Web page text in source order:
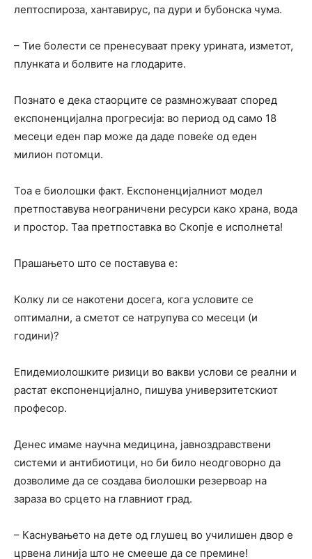
лептоспироза, хантавирус, па дури и бубонска чума.
– Тие болести се пренесуваат преку урината, изметот,
плунката и болвите на глодарите.
Познато е дека стаорците се размножуваат според
експоненцијална прогресија: во период од само 18
месеци еден пар може да даде повеќе од еден
милион потомци.
Тоа е биолошки факт. Експоненцијалниот модел
претпоставува неограничени ресурси како храна, вода
и простор. Таа претпоставка во Скопје е исполнета!
Прашањето што се поставува е:
Колку ли се накотени досега, кога условите се
оптимални, а сметот се натрупува со месеци (и
години)?
Епидемиолошките ризици во вакви услови се реални и
растат експоненцијално, пишува универзитетскиот
професор.
Денес имаме научна медицина, јавноздравствени
системи и антибиотици, но би било неодговорно да
дозволиме да се создава биолошки резервоар на
зараза во срцето на главниот град.
– Каснувањето на дете од глушец во училишен двор е
црвена линија што не смееше да се премине!